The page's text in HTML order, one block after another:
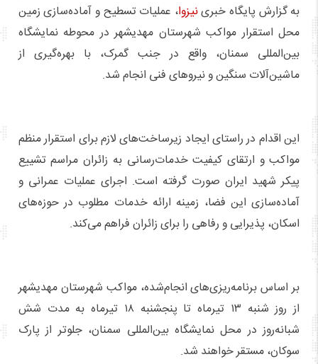
به گزارش پایگاه خبرینیزوا، عملیات تسطیح و آماده‌سازی زمین
محل استقرار مواکب شهرستان مهدیشهر در محوطه نمایشگاه
بین‌المللی سمنان، واقع در جنب گمرک، با بهره‌گیری از
ماشین‌آلات سنگین و نیروهای فنی انجام شد.
این اقدام در راستای ایجاد زیرساخت‌های لازم برای استقرار منظم
مواکب و ارتقای کیفیت خدمات‌رسانی به زائران مراسم تشییع
پیکر شهید ایران صورت گرفته است. اجرای عملیات عمرانی و
آماده‌سازی این فضا، زمینه ارائه خدمات مطلوب در حوزه‌های
اسکان، پذیرایی و رفاهی را برای زائران فراهم می‌کند.
بر اساس برنامه‌ریزی‌های انجام‌شده، مواکب شهرستان مهدیشهر
از روز شنبه ۱۳ تیرماه تا پنجشنبه ۱۸ تیرماه به مدت شش
شبانه‌روز در محل نمایشگاه بین‌المللی سمنان، جلوتر از پارک
سوکان، مستقر خواهند شد.